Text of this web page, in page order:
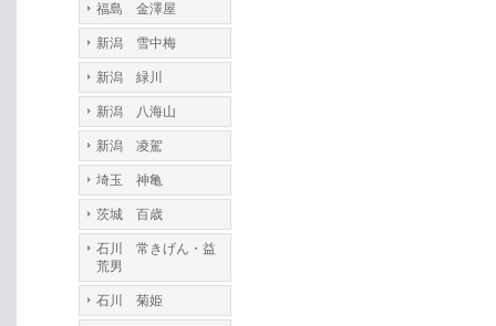
福島 金澤屋
新潟 雪中梅
新潟 緑川
新潟 八海山
新潟 凌駕
埼玉 神亀
茨城 百歳
石川 常きげん・益
荒男
石川 菊姫